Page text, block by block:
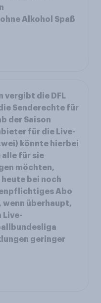
Alkohol Spaß
vergibt die DFL
Senderechte für
der Saison
für die Live-
könnte hierbei
alle für sie
möchten,
bei noch
Abo
wenn überhaupt,
Live-
geringer